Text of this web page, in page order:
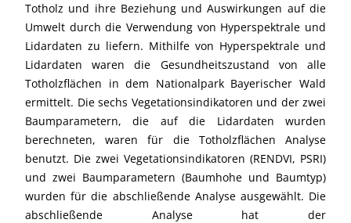
Totholz und ihre Beziehung und Auswirkungen auf die
Umwelt durch die Verwendung von Hyperspektrale und
Lidardaten zu liefern. Mithilfe von Hyperspektrale und
Lidardaten waren die Gesundheitszustand von alle
Totholzflächen in dem Nationalpark Bayerischer Wald
ermittelt. Die sechs Vegetationsindikatoren und der zwei
Baumparametern, die auf die Lidardaten wurden
berechneten, waren für die Totholzflächen Analyse
benutzt. Die zwei Vegetationsindikatoren (RENDVI, PSRI)
und zwei Baumparametern (Baumhohe und Baumtyp)
wurden für die abschließende Analyse ausgewählt. Die
abschließende Analyse hat der